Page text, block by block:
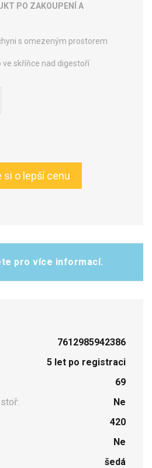
PO ZAKOUPENÍ A
s omezeným prostorem
skříňce nad digestoří
si o lepší cenu
pro více informací.
7612985942386
5 let po registraci
69
Ne
420
Ne
šedá